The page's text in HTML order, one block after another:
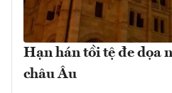
Hạn hán tồi tệ đe dọa
châu Âu